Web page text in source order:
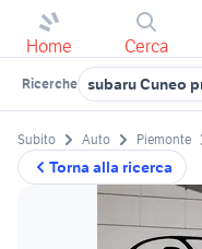
Home Cerca
Ricerche subaru Cuneo
Torna alla ricerca
Subito Auto Piemonte